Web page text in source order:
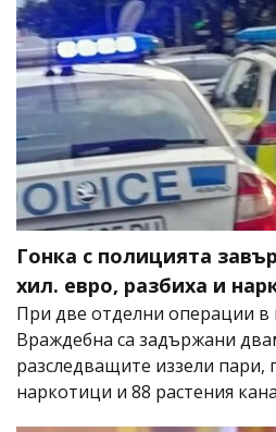
Гонка с полицията
хил. евро, разбиха и
При две отделни операции в
Враждебна са задържани
разследващите иззели пари,
наркотици и 88 растения